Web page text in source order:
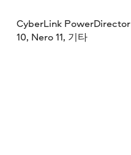
CyberLink PowerDirector
10, Nero 11, 기타